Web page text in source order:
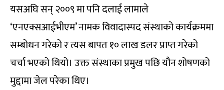
यसअघि सन् २००९ मा पनि दलाई लामाले
‘एनएक्सआईभीएम’ नामक विवादास्पद संस्थाको कार्यक्रममा
सम्बोधन गरेको र त्यस बापत १० लाख डलर प्राप्त गरेको
चर्चा भएको थियो। उक्त संस्थाका प्रमुख पछि यौन शोषणको
मुद्दामा जेल परेका थिए।